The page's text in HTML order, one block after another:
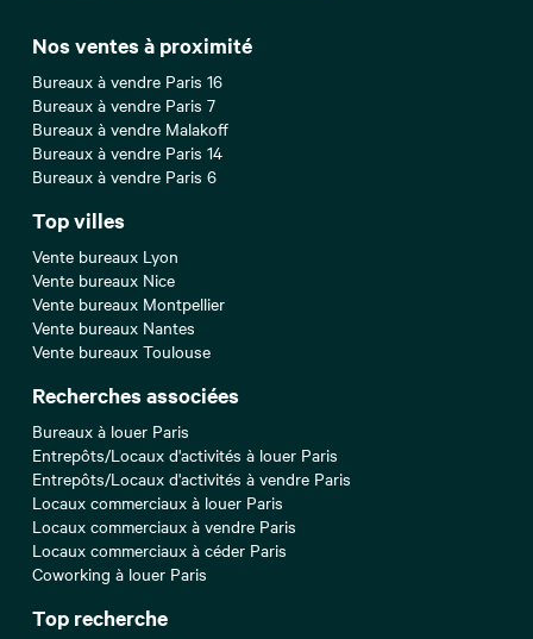
Nos ventes à proximité
Bureaux à vendre Paris 16
Bureaux à vendre Paris 7
Bureaux à vendre Malakoff
Bureaux à vendre Paris 14
Bureaux à vendre Paris 6
Top villes
Vente bureaux Lyon
Vente bureaux Nice
Vente bureaux Montpellier
Vente bureaux Nantes
Vente bureaux Toulouse
Recherches associées
Bureaux à louer Paris
Entrepôts/Locaux d'activités à louer Paris
Entrepôts/Locaux d'activités à vendre Paris
Locaux commerciaux à louer Paris
Locaux commerciaux à vendre Paris
Locaux commerciaux à céder Paris
Coworking à louer Paris
Top recherche